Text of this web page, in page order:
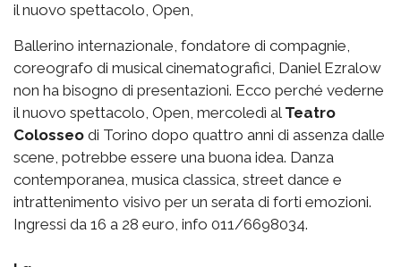
il nuovo spettacolo, Open,
Ballerino internazionale, fondatore di compagnie,
coreografo di musical cinematografici, Daniel Ezralow
non ha bisogno di presentazioni. Ecco perché vederne
il nuovo spettacolo, Open, mercoledì al Teatro
Colosseo di Torino dopo quattro anni di assenza dalle
scene, potrebbe essere una buona idea. Danza
contemporanea, musica classica, street dance e
intrattenimento visivo per un serata di forti emozioni.
Ingressi da 16 a 28 euro, info 011/6698034.